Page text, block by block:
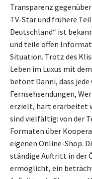
Transparenz
TV-Star und frühere
Deutschland“ ist
und teile offen
Situation. Trotz des
Leben im Luxus mit
betont Danni, dass jede
Fernsehsendungen,
erzielt, hart erarbeitet
sind vielfältig: von der
Formaten über
eigenen Online-Shop.
ständige Auftritt in der
ermöglicht, ein